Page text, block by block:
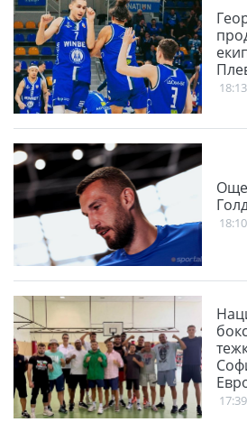
18:13
Още
18:10
17:39